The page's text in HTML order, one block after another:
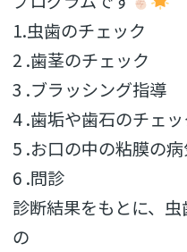
1.虫歯のチェック
2 .歯茎のチェック
3 .ブラッシング指導
4 .歯垢や歯石のチェッ
5 .お口の中の粘膜の
6 .問診
診断結果をもとに、
の